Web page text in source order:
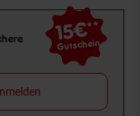
15€**
Gutschein